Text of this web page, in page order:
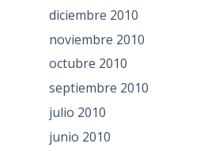
diciembre 2010
noviembre 2010
octubre 2010
septiembre 2010
julio 2010
junio 2010